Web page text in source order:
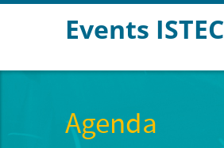
Events ISTEC
Agenda
4:00 am